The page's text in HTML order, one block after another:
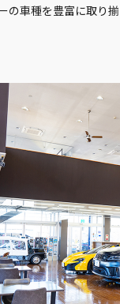
車種を豊富に取り揃